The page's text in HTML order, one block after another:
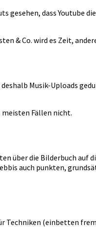
gesehen, dass Youtube
& Co. wird es Zeit,
Musik-Uploads
meisten Fällen nicht.
über die Bilderbuch auf
auch punkten,
Techniken (einbetten